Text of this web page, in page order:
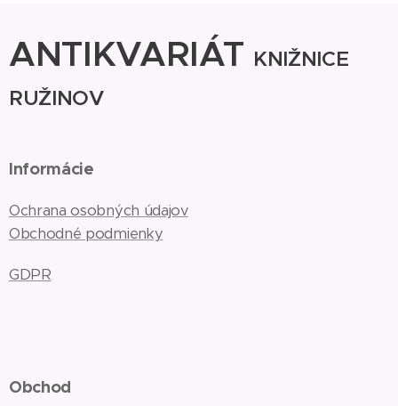
ANTIKVARIÁT KNIŽNICE
RUŽINOV
Informácie
Ochrana osobných údajov
Obchodné podmienky
GDPR
Obchod